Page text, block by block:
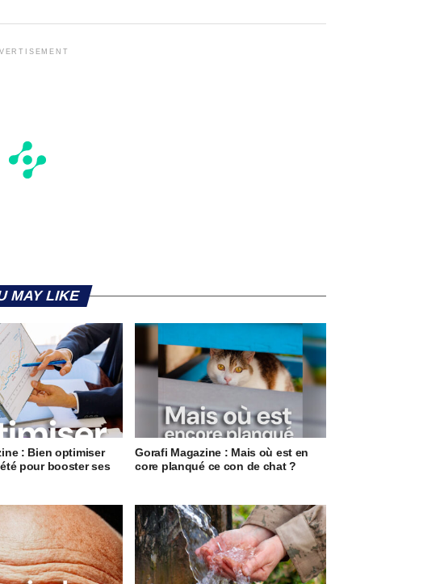
MAY LIKE
: Bien optimiser
pour booster ses
Gorafi Magazine : Mais où est en
core planqué ce con de chat ?